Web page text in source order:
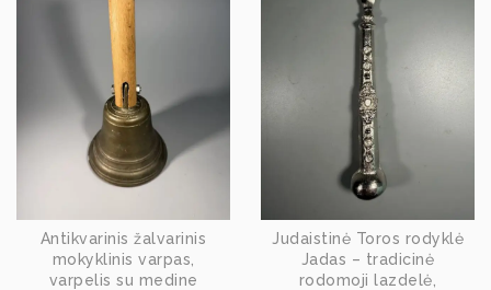
Antikvarinis žalvarinis
mokyklinis varpas,
varpelis su medine
Judaistinė Toros rodyklė
Jadas – tradicinė
rodomoji lazdelė,